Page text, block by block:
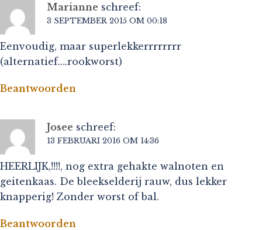
Marianne schreef:
3 SEPTEMBER 2015 OM 00:18
Eenvoudig, maar superlekkerrrrrrrr
(alternatief….rookworst)
Beantwoorden
Josee schreef:
13 FEBRUARI 2016 OM 14:36
HEERLIJK,!!!!, nog extra gehakte walnoten en
geitenkaas. De bleekselderij rauw, dus lekker
knapperig! Zonder worst of bal.
Beantwoorden